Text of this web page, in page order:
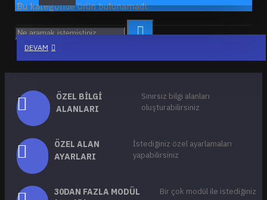
Bu kategoride ürün bulunamadı.
DEVAM
ÖZEL BILGI
ALANLARI
Sınırsız bilgi alanları
oluşturabilirsiniz
ÖZEL ALAN
AYARLARI
İstediğiniz özel ayarlamaları
yapabilirsiniz
30DAN FAZLA MODÜL
Bir çok modül ile istediğiniz